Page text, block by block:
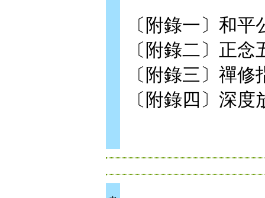
〔附錄一〕和平
〔附錄二〕正念
〔附錄三〕禪
〔附錄四〕深度